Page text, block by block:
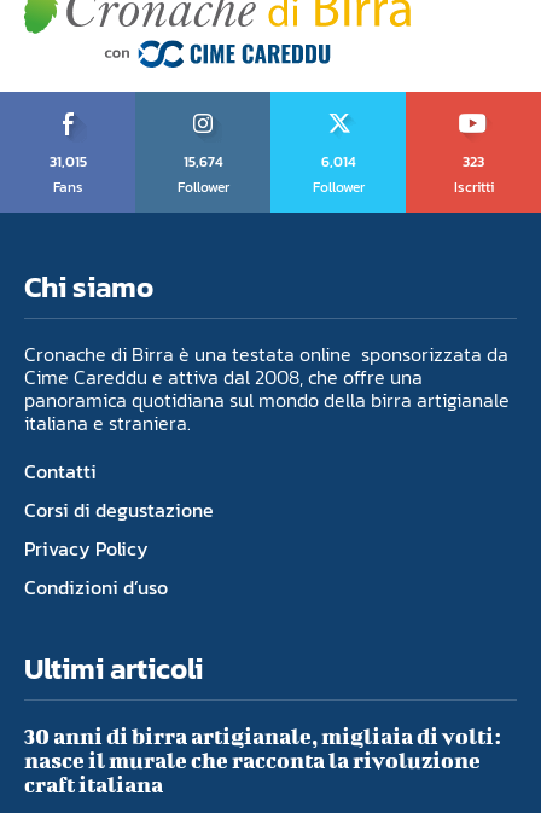
31,015
Fans
15,674
Follower
6,014
Follower
323
Iscritti
Chi siamo
Cronache di Birra è una testata online sponsorizzata da
Cime Careddu e attiva dal 2008, che offre una
panoramica quotidiana sul mondo della birra artigianale
italiana e straniera.
Contatti
Corsi di degustazione
Privacy Policy
Condizioni d’uso
Ultimi articoli
30 anni di birra artigianale, migliaia di volti:
nasce il murale che racconta la rivoluzione
craft italiana